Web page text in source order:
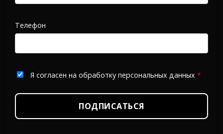
Телефон
Я согласен на обработку персональных данных *
ПОДПИСАТЬСЯ